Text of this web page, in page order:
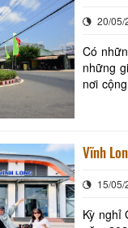
20/05/
Có
những
nơi
Vĩnh
15/05/
Kỳ nghỉ